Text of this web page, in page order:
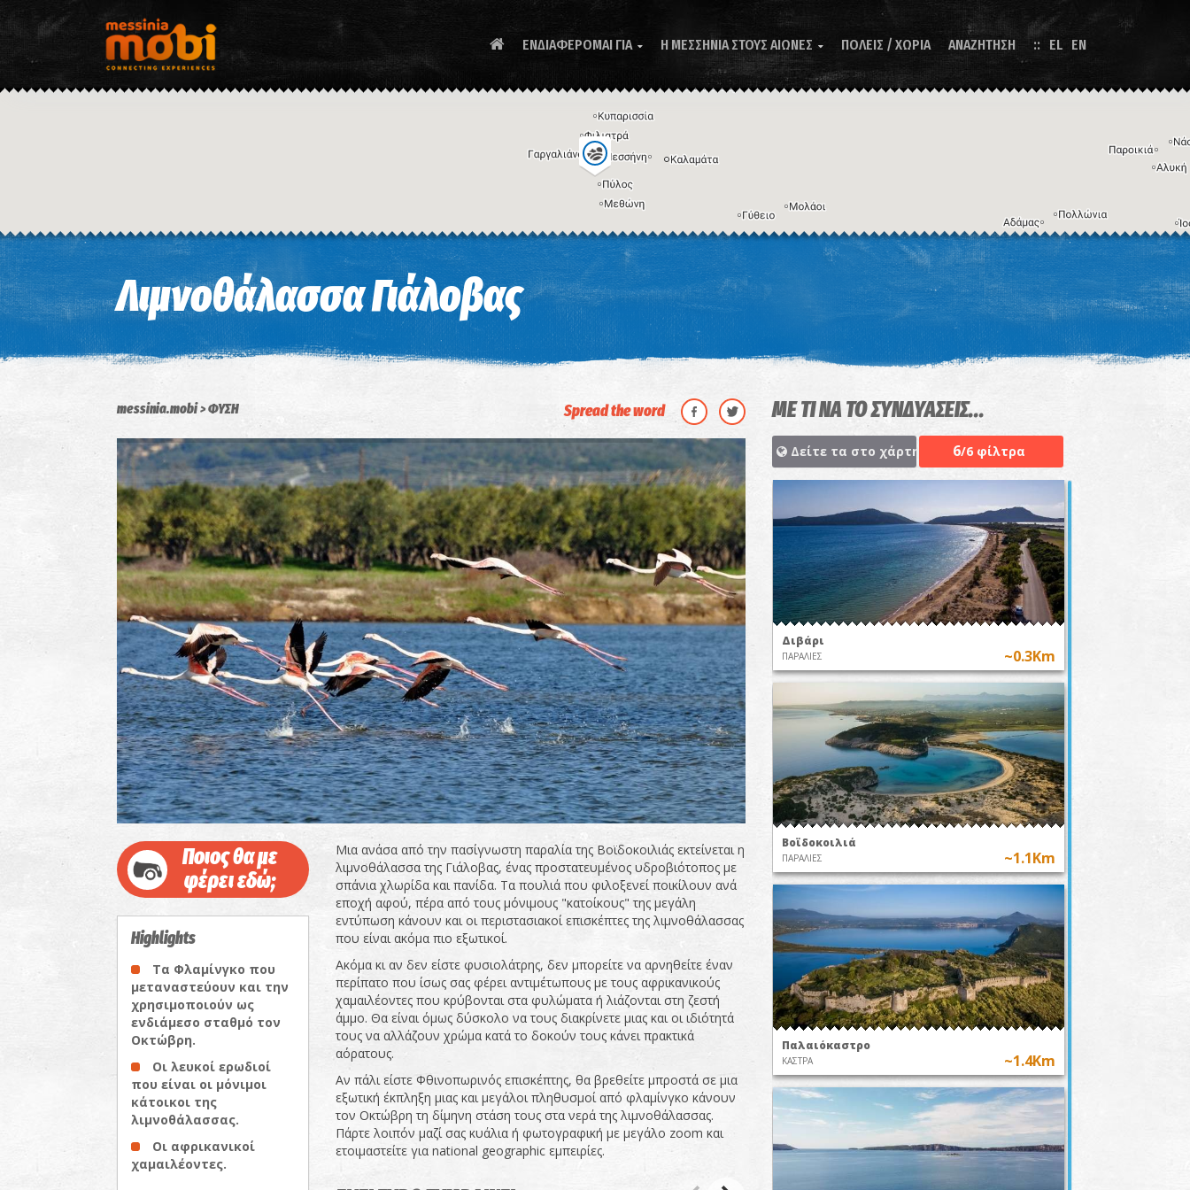
ΕΝΔΙΑΦΕΡΟΜΑΙ ΓΙΑ  Η ΜΕΣΣΗΝΙΑ ΣΤΟΥΣ ΑΙΩΝΕΣ  ΠΟΛΕΙΣ / ΧΩΡΙΑ ΑΝΑΖΗΤΗΣΗ EL EN
Συντομεύσεις πληκτρολογίου Η εικόνα ενδέχεται να υπόκειται σε πνευματικά δικαιώματα Όροι
Λιμνοθάλασσα Γιάλοβας
messinia.mobi ΦΥΣΗ Spread the word
Ποιος θα με
φέρει εδώ;
Highlights
Τα Φλαμίνγκο που
μεταναστεύουν και την
χρησιμοποιούν ως
ενδιάμεσο σταθμό τον
Οκτώβρη.
Οι λευκοί ερωδιοί
που είναι οι μόνιμοι
κάτοικοι της
λιμνοθάλασσας.
Οι αφρικανικοί
χαμαιλέοντες.
Μια ανάσα από την πασίγνωστη παραλία της Βοϊδοκοιλιάς εκτείνεται η
λιμνοθάλασσα της Γιάλοβας, ένας προστατευμένος υδροβιότοπος με
σπάνια χλωρίδα και πανίδα. Τα πουλιά που φιλοξενεί ποικίλουν ανά
εποχή αφού, πέρα από τους μόνιμους "κατοίκους" της μεγάλη
εντύπωση κάνουν και οι περιστασιακοί επισκέπτες της λιμνοθάλασσας
που είναι ακόμα πιο εξωτικοί.
Ακόμα κι αν δεν είστε φυσιολάτρης, δεν μπορείτε να αρνηθείτε έναν
περίπατο που ίσως σας φέρει αντιμέτωπους με τους αφρικανικούς
χαμαιλέοντες που κρύβονται στα φυλώματα ή λιάζονται στη ζεστή
άμμο. Θα είναι όμως δύσκολο να τους διακρίνετε μιας και οι ιδιότητά
τους να αλλάζουν χρώμα κατά το δοκούν τους κάνει πρακτικά
αόρατους.
Αν πάλι είστε Φθινοπωρινός επισκέπτης, θα βρεθείτε μπροστά σε μια
εξωτική έκπληξη μιας και μεγάλοι πληθυσμοί από φλαμίνγκο κάνουν
τον Οκτώβρη τη δίμηνη στάση τους στα νερά της λιμνοθάλασσας.
Πάρτε λοιπόν μαζί σας κυάλια ή φωτογραφική με μεγάλο zoom και
ετοιμαστείτε για national geographic εμπειρίες.
ΜΕ ΤΙ ΝΑ ΤΟ ΣΥΝΔΥΑΣΕΙΣ...
Δείτε τα στο χάρτη 6/6 φίλτρα
Διβάρι
ΠΑΡΑΛΙΕΣ ~0.3Km
Βοϊδοκοιλιά
ΠΑΡΑΛΙΕΣ ~1.1Km
Παλαιόκαστρο
ΚΑΣΤΡΑ ~1.4Km